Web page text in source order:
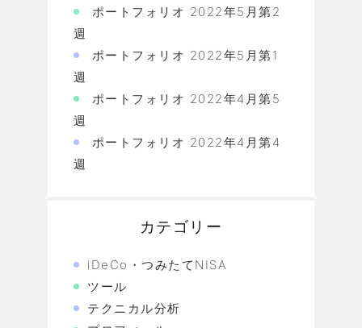
ポートフォリオ 2022年5月第2
週
ポートフォリオ 2022年5月第1
週
ポートフォリオ 2022年4月第5
週
ポートフォリオ 2022年4月第4
週
カテゴリー
iDeCo・つみたてNISA
ツール
テクニカル分析